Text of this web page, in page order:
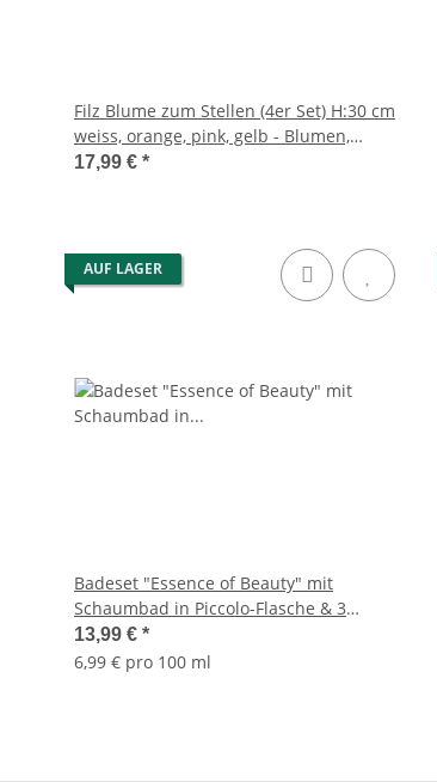
Filz Blume zum Stellen (4er Set) H:30 cm
weiss, orange, pink, gelb - Blumen,
Frühlingsblumen, Tischdeko Frühling,
17,99 € *
AUF LAGER
Badeset "Essence of Beauty" mit
Schaumbad in Piccolo-Flasche & 3
Badefizzer in Herzform - Wellness
Geschenk Frauen, Wichtelgeschenk
13,99 € *
6,99 € pro 100 ml